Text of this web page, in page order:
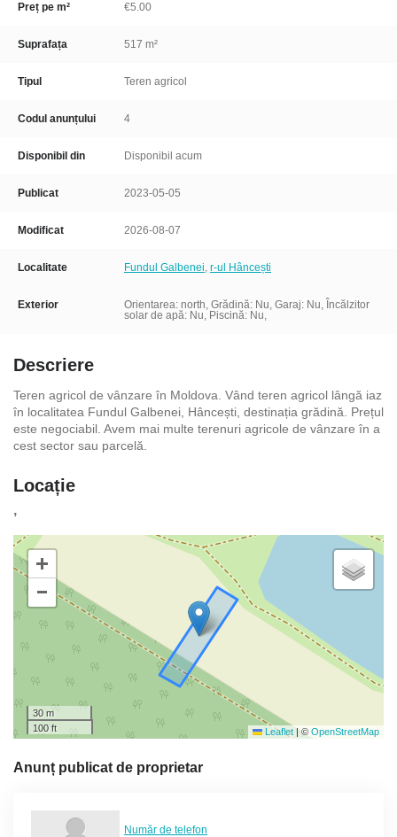
Preț pe m² €5.00
Suprafața 517 m²
Tipul Teren agricol
Codul anunțului 4
Disponibil din Disponibil acum
Publicat 2023-05-05
Modificat 2026-08-07
Localitate Fundul Galbenei, r-ul Hâncești
Exterior Orientarea: north, Grădină: Nu, Garaj: Nu, Încălzitor
solar de apă: Nu, Piscină: Nu,
Descriere
Teren agricol de vânzare în Moldova. Vând teren agricol lângă iaz
în localitatea Fundul Galbenei, Hâncești, destinația grădină. Prețul
este negociabil. Avem mai multe terenuri agricole de vânzare în a
cest sector sau parcelă.
Locație
,
+
−
30 m
100 ft
Leaflet |© OpenStreetMap
Anunț publicat de proprietar
Număr de telefon